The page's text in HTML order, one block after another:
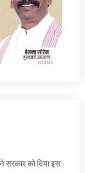
सरकार को दिया इस